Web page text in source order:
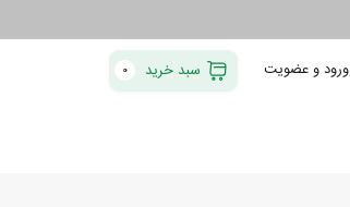
ورود و عضویت سبد خرید 0